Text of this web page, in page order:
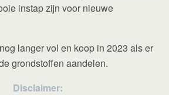
instap zijn voor nieuwe
langer vol en koop in 2023 als er
grondstoffen aandelen.
Disclaimer: